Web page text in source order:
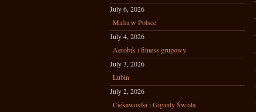
July 6, 2026
Mafia w Polsce
July 4, 2026
Aerobik i fitness grupowy
July 3, 2026
Lubin
July 2, 2026
Ciekawostki i Giganty Świata